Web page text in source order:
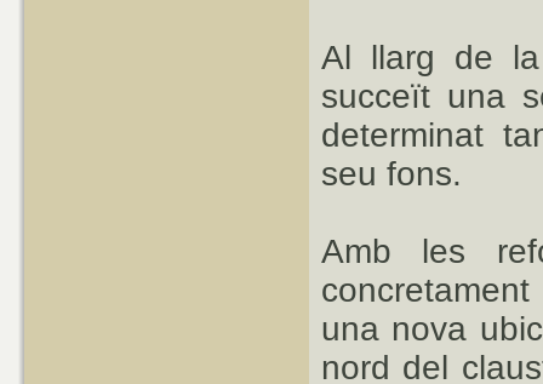
Al llarg de
succeït una
determinat
seu fons.
Amb les
una nova
nord del